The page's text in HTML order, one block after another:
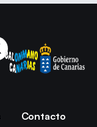
Contacto